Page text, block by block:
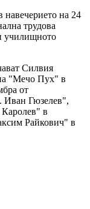
навечерието на 24
трудова
училищното
Силвия
"Мечо Пух" в
от
Иван Гюзелев",
в
Райкович" в